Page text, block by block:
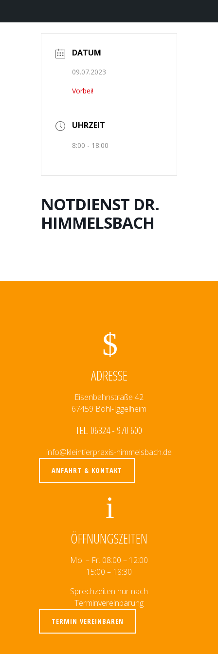
DATUM
09.07.2023
Vorbei!
UHRZEIT
8:00 - 18:00
NOTDIENST DR.
HIMMELSBACH
ADRESSE
Eisenbahnstraße 42
67459 Böhl-Iggelheim
TEL. 06324 - 970 600
info@kleintierpraxis-himmelsbach.de
ANFAHRT & KONTAKT
ÖFFNUNGSZEITEN
Mo. – Fr. 08:00 – 12:00
15:00 – 18:30
Sprechzeiten nur nach
Terminvereinbarung
TERMIN VEREINBAREN